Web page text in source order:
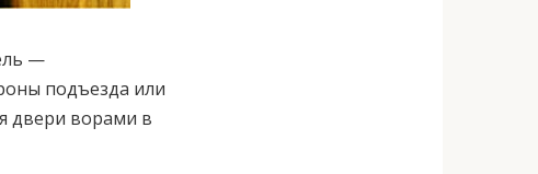
—
подъезда или
двери ворами в